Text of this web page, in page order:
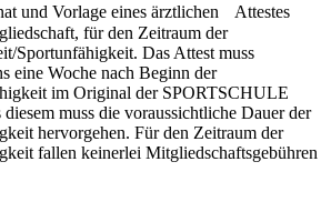
und Vorlage eines ärztlichen Attestes
für den Zeitraum der
Sportunfähigkeit. Das Attest muss
eine Woche nach Beginn der
im Original der SPORTSCHULE
muss die voraussichtliche Dauer der
hervorgehen. Für den Zeitraum der
fallen keinerlei Mitgliedschaftsgebühren